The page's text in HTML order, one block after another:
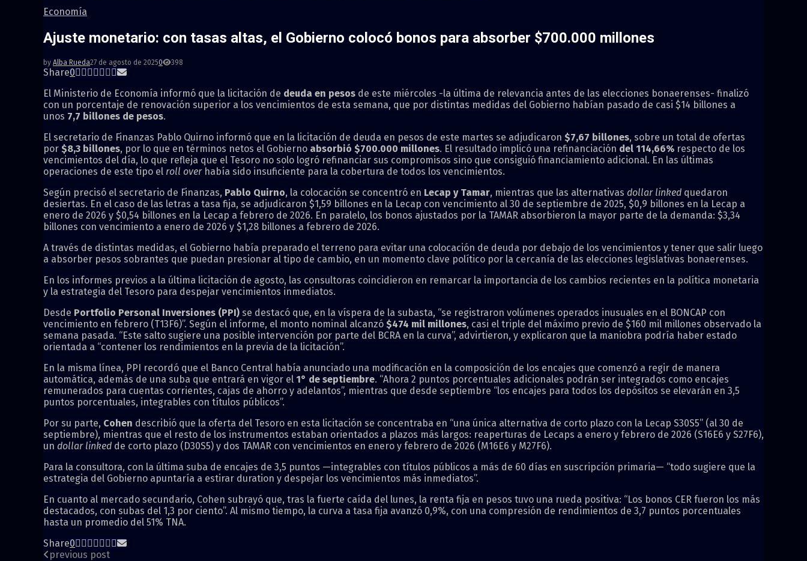
Economía
Ajuste monetario: con tasas altas, el Gobierno colocó bonos para absorber $700.000 millones
by Alba Rueda27 de agosto de 20250 398
Share0
El Ministerio de Economía informó que la licitación de deuda en pesos de este miércoles -la última de relevancia antes de las elecciones bonaerenses- finalizó
con un porcentaje de renovación superior a los vencimientos de esta semana, que por distintas medidas del Gobierno habían pasado de casi $14 billones a
unos 7,7 billones de pesos.
El secretario de Finanzas Pablo Quirno informó que en la licitación de deuda en pesos de este martes se adjudicaron $7,67 billones, sobre un total de ofertas
por $8,3 billones, por lo que en términos netos el Gobierno absorbió $700.000 millones. El resultado implicó una refinanciación del 114,66% respecto de los
vencimientos del día, lo que refleja que el Tesoro no solo logró refinanciar sus compromisos sino que consiguió financiamiento adicional. En las últimas
operaciones de este tipo el roll overhabía sido insuficiente para la cobertura de todos los vencimientos.
Según precisó el secretario de Finanzas, Pablo Quirno, la colocación se concentró en Lecap y Tamar, mientras que las alternativas dollar linked quedaron
desiertas. En el caso de las letras a tasa fija, se adjudicaron $1,59 billones en la Lecap con vencimiento al 30 de septiembre de 2025, $0,9 billones en la Lecap a
enero de 2026 y $0,54 billones en la Lecap a febrero de 2026. En paralelo, los bonos ajustados por la TAMAR absorbieron la mayor parte de la demanda: $3,34
billones con vencimiento a enero de 2026 y $1,28 billones a febrero de 2026.
A través de distintas medidas, el Gobierno había preparado el terreno para evitar una colocación de deuda por debajo de los vencimientos y tener que salir luego
a absorber pesos sobrantes que puedan presionar al tipo de cambio, en un momento clave político por la cercanía de las elecciones legislativas bonaerenses.
En los informes previos a la última licitación de agosto, las consultoras coincidieron en remarcar la importancia de los cambios recientes en la política monetaria
y la estrategia del Tesoro para despejar vencimientos inmediatos.
Desde Portfolio Personal Inversiones (PPI) se destacó que, en la víspera de la subasta, “se registraron volúmenes operados inusuales en el BONCAP con
vencimiento en febrero (T13F6)”. Según el informe, el monto nominal alcanzó $474 mil millones, casi el triple del máximo previo de $160 mil millones observado la
semana pasada. “Este salto sugiere una posible intervención por parte del BCRA en la curva”, advirtieron, y explicaron que la maniobra podría haber estado
orientada a “contener los rendimientos en la previa de la licitación”.
En la misma línea, PPI recordó que el Banco Central había anunciado una modificación en la composición de los encajes que comenzó a regir de manera
automática, además de una suba que entrará en vigor el 1° de septiembre. “Ahora 2 puntos porcentuales adicionales podrán ser integrados como encajes
remunerados para cuentas corrientes, cajas de ahorro y adelantos”, mientras que desde septiembre “los encajes para todos los depósitos se elevarán en 3,5
puntos porcentuales, integrables con títulos públicos”.
Por su parte, Cohen describió que la oferta del Tesoro en esta licitación se concentraba en “una única alternativa de corto plazo con la Lecap S30S5” (al 30 de
septiembre), mientras que el resto de los instrumentos estaban orientados a plazos más largos: reaperturas de Lecaps a enero y febrero de 2026 (S16E6 y S27F6),
un dollar linked de corto plazo (D30S5) y dos TAMAR con vencimientos en enero y febrero de 2026 (M16E6 y M27F6).
Para la consultora, con la última suba de encajes de 3,5 puntos —integrables con títulos públicos a más de 60 días en suscripción primaria— “todo sugiere que la
estrategia del Gobierno apuntaría a estirar duration y despejar los vencimientos más inmediatos”.
En cuanto al mercado secundario, Cohen subrayó que, tras la fuerte caída del lunes, la renta fija en pesos tuvo una rueda positiva: “Los bonos CER fueron los más
destacados, con subas del 1,3 por ciento”. Al mismo tiempo, la curva a tasa fija avanzó 0,9%, con una compresión de rendimientos de 3,7 puntos porcentuales
hasta un promedio del 51% TNA.
Share0
previous post